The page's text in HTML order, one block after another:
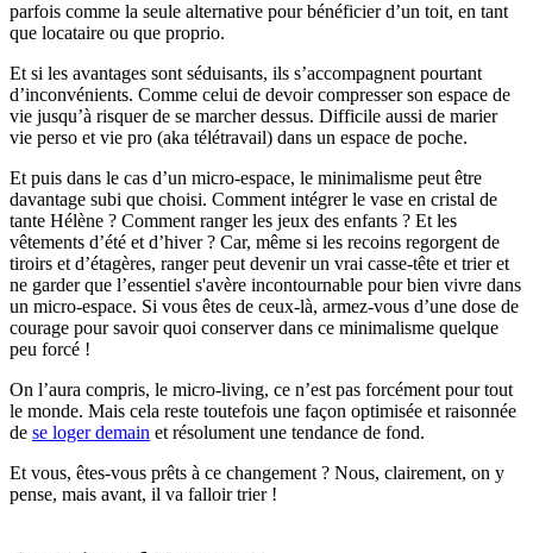
parfois comme la seule alternative pour bénéficier d’un toit, en tant
que locataire ou que proprio.
Et si les avantages sont séduisants, ils s’accompagnent pourtant
d’inconvénients. Comme celui de devoir compresser son espace de
vie jusqu’à risquer de se marcher dessus. Difficile aussi de marier
vie perso et vie pro (aka télétravail) dans un espace de poche.
Et puis dans le cas d’un micro-espace, le minimalisme peut être
davantage subi que choisi. Comment intégrer le vase en cristal de
tante Hélène ? Comment ranger les jeux des enfants ? Et les
vêtements d’été et d’hiver ? Car, même si les recoins regorgent de
tiroirs et d’étagères, ranger peut devenir un vrai casse-tête et trier et
ne garder que l’essentiel s'avère incontournable pour bien vivre dans
un micro-espace. Si vous êtes de ceux-là, armez-vous d’une dose de
courage pour savoir quoi conserver dans ce minimalisme quelque
peu forcé !
On l’aura compris, le micro-living, ce n’est pas forcément pour tout
le monde. Mais cela reste toutefois une façon optimisée et raisonnée
de se loger demain et résolument une tendance de fond.
Et vous, êtes-vous prêts à ce changement ? Nous, clairement, on y
pense, mais avant, il va falloir trier !